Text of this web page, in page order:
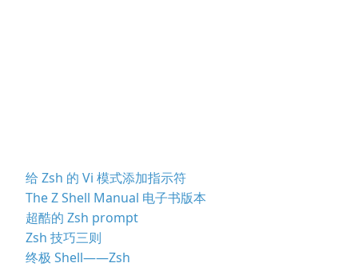
给 Zsh 的 Vi 模式添加指示符
The Z Shell Manual 电子书版本
超酷的 Zsh prompt
Zsh 技巧三则
终极 Shell——Zsh